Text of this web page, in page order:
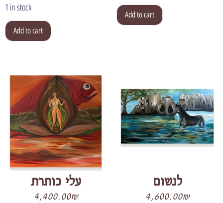
1 in stock
Add to cart
Add to cart
עלי כותרת
4,400.00₪
לנשום
4,600.00₪